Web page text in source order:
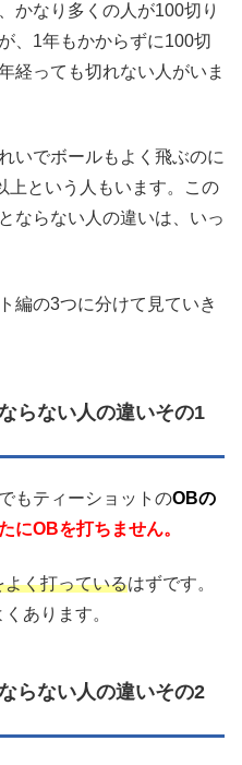
かなり多くの人が100切り
、1年もかからずに100切
経っても切れない人がいま
いでボールもよく飛ぶのに
上という人もいます。この
ならない人の違いは、いっ
編の3つに分けて見ていき
らない人の違いその1
もティーショットのOBの
にOBを打ちません。
く打っているはずです。
あります。
らない人の違いその2